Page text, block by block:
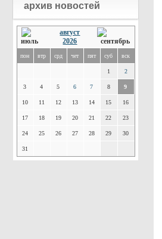
архив новостей
август
2026
пон втр срд чет пят суб вск
1 2
3 4 5 6 7 8 9
10 11 12 13 14 15 16
17 18 19 20 21 22 23
24 25 26 27 28 29 30
31